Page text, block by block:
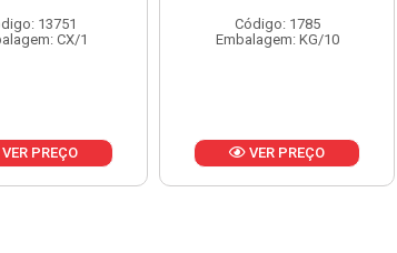
1785
KG/10
VER PREÇO
Código: 1801
Embalagem: BD/1
VER PREÇO